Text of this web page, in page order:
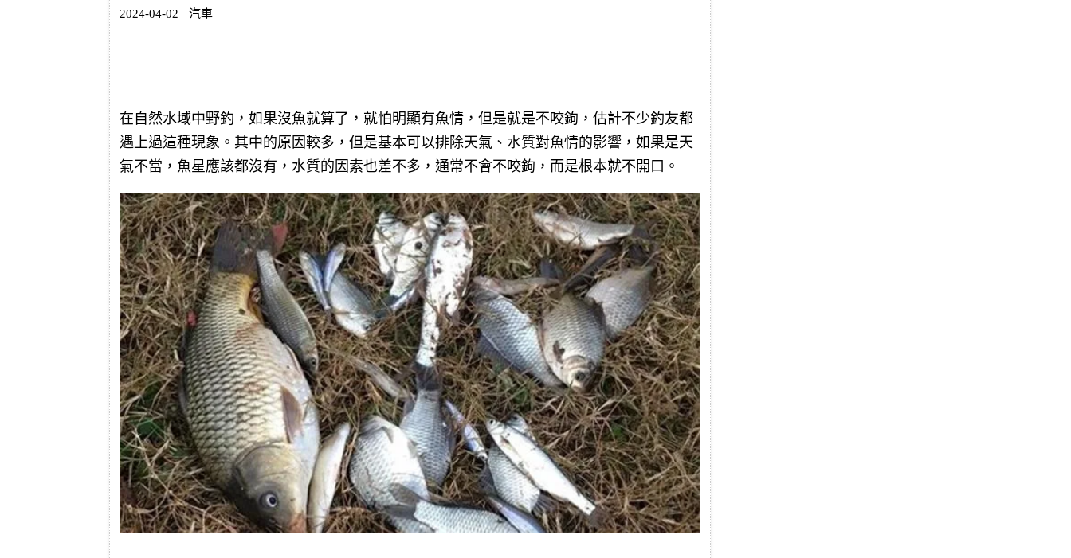
2024-04-02 汽車
在自然水域中野釣，如果沒魚就算了，就怕明顯有魚情，但是就是不咬鉤，估計不少釣友都
遇上過這種現象。其中的原因較多，但是基本可以排除天氣、水質對魚情的影響，如果是天
氣不當，魚星應該都沒有，水質的因素也差不多，通常不會不咬鉤，而是根本就不開口。